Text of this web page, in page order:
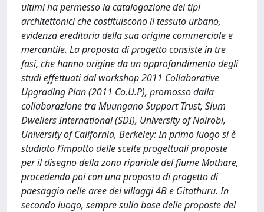
ultimi ha permesso la catalogazione dei tipi
architettonici che costituiscono il tessuto urbano,
evidenza ereditaria della sua origine commerciale e
mercantile. La proposta di progetto consiste in tre
fasi, che hanno origine da un approfondimento degli
studi effettuati dal workshop 2011 Collaborative
Upgrading Plan (2011 Co.U.P), promosso dalla
collaborazione tra Muungano Support Trust, Slum
Dwellers International (SDI), University of Nairobi,
University of California, Berkeley: In primo luogo si è
studiato l’impatto delle scelte progettuali proposte
per il disegno della zona ripariale del fiume Mathare,
procedendo poi con una proposta di progetto di
paesaggio nelle aree dei villaggi 4B e Gitathuru. In
secondo luogo, sempre sulla base delle proposte del